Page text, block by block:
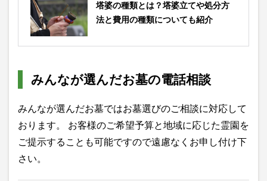
塔婆の種類とは？塔婆立てや処分方
法と費用の種類についても紹介
みんなが選んだお墓の電話相談
みんなが選んだお墓ではお墓選びのご相談に対応して
おります。 お客様のご希望予算と地域に応じた霊園を
ご提示することも可能ですので遠慮なくお申し付け下
さい。